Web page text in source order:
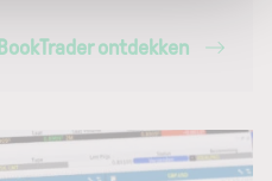
BookTrader ontdekken